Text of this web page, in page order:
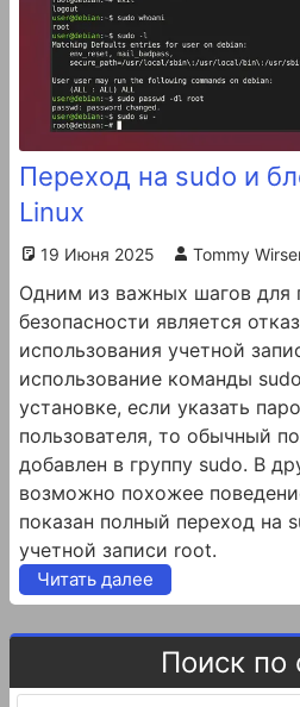
Переход на sudo и
Linux
19 Июня 2025 Tommy
Одним из важных шагов для
безопасности является
использования учетной
использование команды
установке, если указать
пользователя, то обычный
добавлен в группу sudo. В
возможно похожее
показан полный переход на
учетной записи root.
Читать далее
Поиск по